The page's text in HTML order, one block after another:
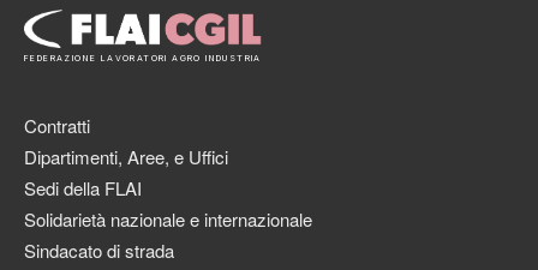
FEDERAZIONE LAVORATORI AGRO INDUSTRIA
Contratti
Dipartimenti, Aree, e Uffici
Sedi della FLAI
Solidarietà nazionale e internazionale
Sindacato di strada